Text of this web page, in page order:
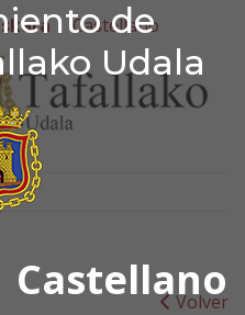
de
Udala
Castellano
de
Castellano
Volver